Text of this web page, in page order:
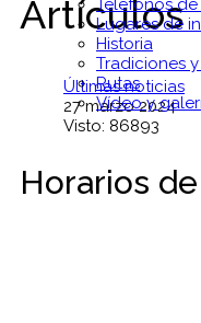
Teléfonos de
Lugares de
Historia
Tradiciones
Rutas
Vídeo y
Artículos
Últimas noticias
27 marzo 2024
Visto: 86893
Horarios